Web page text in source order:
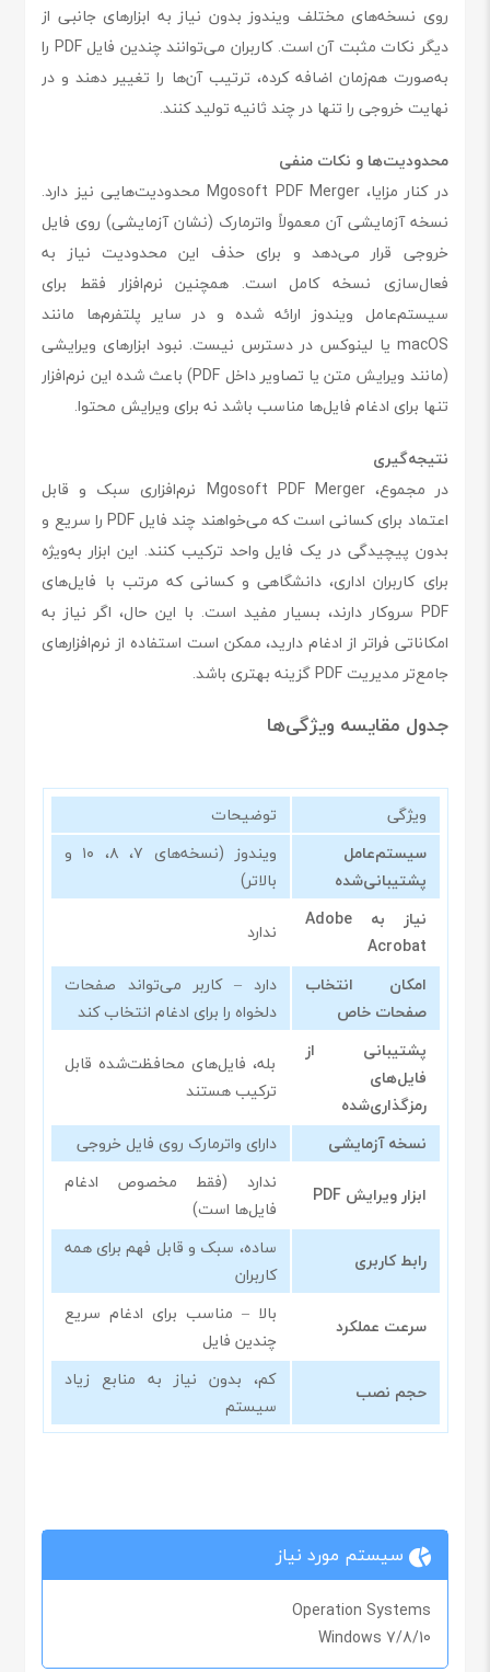
روی نسخه‌های مختلف ویندوز بدون نیاز به ابزارهای جانبی از
دیگر نکات مثبت آن است. کاربران می‌توانند چندین فایل PDF را
به‌صورت هم‌زمان اضافه کرده، ترتیب آن‌ها را تغییر دهند و در
نهایت خروجی را تنها در چند ثانیه تولید کنند.
محدودیت‌ها و نکات منفی
در کنار مزایا، Mgosoft PDF Merger محدودیت‌هایی نیز دارد.
نسخه آزمایشی آن معمولاً واترمارک (نشان آزمایشی) روی فایل
خروجی قرار می‌دهد و برای حذف این محدودیت نیاز به
فعال‌سازی نسخه کامل است. همچنین نرم‌افزار فقط برای
سیستم‌عامل ویندوز ارائه شده و در سایر پلتفرم‌ها مانند
macOS یا لینوکس در دسترس نیست. نبود ابزارهای ویرایشی
(مانند ویرایش متن یا تصاویر داخل PDF) باعث شده این نرم‌افزار
تنها برای ادغام فایل‌ها مناسب باشد نه برای ویرایش محتوا.
نتیجه‌گیری
در مجموع، Mgosoft PDF Merger نرم‌افزاری سبک و قابل
اعتماد برای کسانی است که می‌خواهند چند فایل PDF را سریع و
بدون پیچیدگی در یک فایل واحد ترکیب کنند. این ابزار به‌ویژه
برای کاربران اداری، دانشگاهی و کسانی که مرتب با فایل‌های
PDF سروکار دارند، بسیار مفید است. با این حال، اگر نیاز به
امکاناتی فراتر از ادغام دارید، ممکن است استفاده از نرم‌افزارهای
جامع‌تر مدیریت PDF گزینه بهتری باشد.
جدول مقایسه ویژگی‌ها
ویژگی
توضیحات
سیستم‌عامل
پشتیبانی‌شده
ویندوز (نسخه‌های ۷، ۸، ۱۰ و
بالاتر)
نیاز به Adobe
Acrobat
ندارد
امکان انتخاب
صفحات خاص
دارد – کاربر می‌تواند صفحات
دلخواه را برای ادغام انتخاب کند
پشتیبانی از
فایل‌های
رمزگذاری‌شده
بله، فایل‌های محافظت‌شده قابل
ترکیب هستند
نسخه آزمایشی
دارای واترمارک روی فایل خروجی
ابزار ویرایش PDF
ندارد (فقط مخصوص ادغام
فایل‌ها است)
رابط کاربری
ساده، سبک و قابل فهم برای همه
کاربران
سرعت عملکرد
بالا – مناسب برای ادغام سریع
چندین فایل
حجم نصب
کم، بدون نیاز به منابع زیاد
سیستم
سیستم مورد نیاز
Operation Systems
Windows 7/8/10